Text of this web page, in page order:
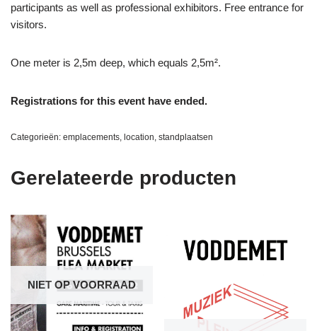
participants as well as professional exhibitors. Free entrance for
visitors.
One meter is 2,5m deep, which equals 2,5m².
Registrations for this event have ended.
Categorieën: emplacements, location, standplaatsen
Gerelateerde producten
NIET OP VOORRAAD